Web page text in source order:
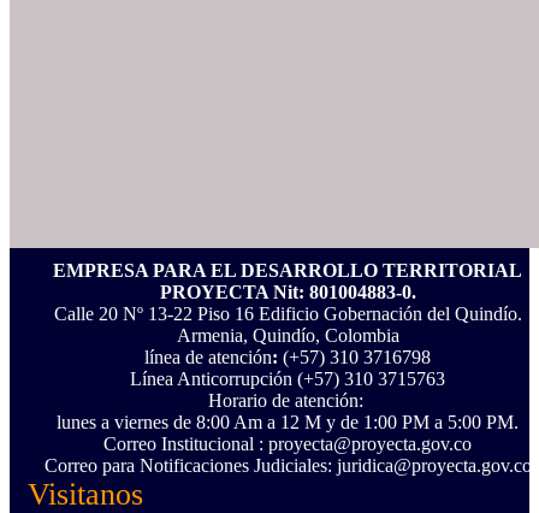
EMPRESA PARA EL DESARROLLO TERRITORIAL
PROYECTA Nit: 801004883-0.
Calle 20 Nº 13-22 Piso 16 Edificio Gobernación del Quindío.
Armenia, Quindío, Colombia
línea de atención: (+57) 310 3716798
Línea Anticorrupción ‪(+57) 310 3715763‬
Horario de atención:
lunes a viernes de 8:00 Am a 12 M y de 1:00 PM a 5:00 PM.
Correo Institucional : proyecta@proyecta.gov.co
Correo para Notificaciones Judiciales: juridica@proyecta.gov.co
Visitanos